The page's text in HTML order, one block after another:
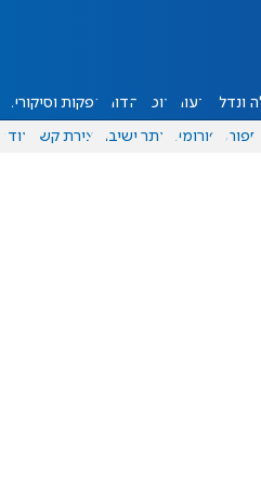
ונדל"ן דעות אוכל יהדות הפקות וסיקורים
ספורט פורומים אתר ישיבה יצירת קשר עוד